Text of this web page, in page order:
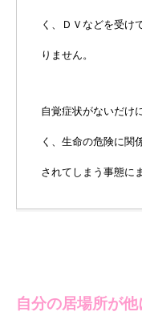
く、ＤＶなどを受け
りません。
自覚症状がないだけ
く、生命の危険に関
されてしまう事態に
自分の居場所が